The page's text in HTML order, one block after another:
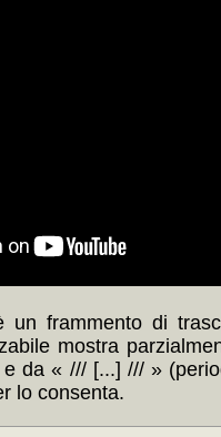
un frammento di
mostra
da « /// [...] /// »
lo consenta.